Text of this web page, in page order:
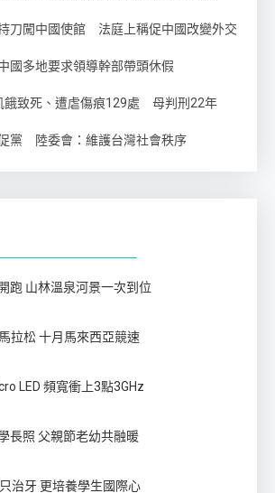
刀闖中國使館 法庭上稱促中國改變外交
多地要求領導幹部帶頭休假
餓致死、遭虐傷痕129處 母判刑22年
黨 陸委會：維護台灣社會秩序
跑 山林溫泉河景一次到位
拉松 十月馬來西亞競速
LED 頻寬衝上3點3GHz
長照 父親節老幼共融暖
治牙 更培養學生國際心